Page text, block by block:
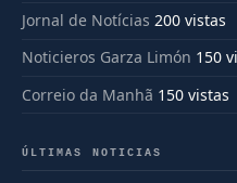
Jornal de Notícias 200 vistas
Noticieros Garza Limón 150
Correio da Manhã 150 vistas
ÚLTIMAS NOTICIAS